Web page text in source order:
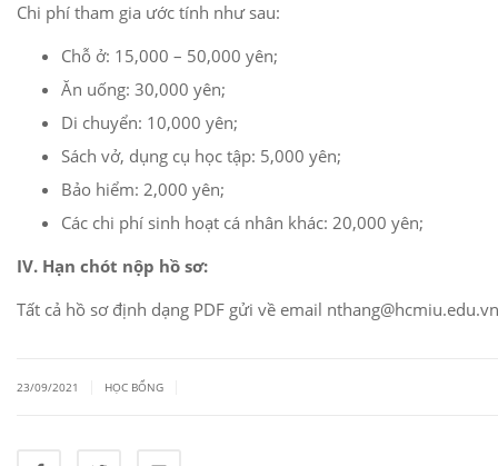
Chi phí tham gia ước tính như sau:
Chỗ ở: 15,000 – 50,000 yên;
Ăn uống: 30,000 yên;
Di chuyển: 10,000 yên;
Sách vở, dụng cụ học tập: 5,000 yên;
Bảo hiểm: 2,000 yên;
Các chi phí sinh hoạt cá nhân khác: 20,000 yên;
IV. Hạn chót nộp hồ sơ:
Tất cả hồ sơ định dạng PDF gửi về email
23/09/2021 HỌC BỔNG